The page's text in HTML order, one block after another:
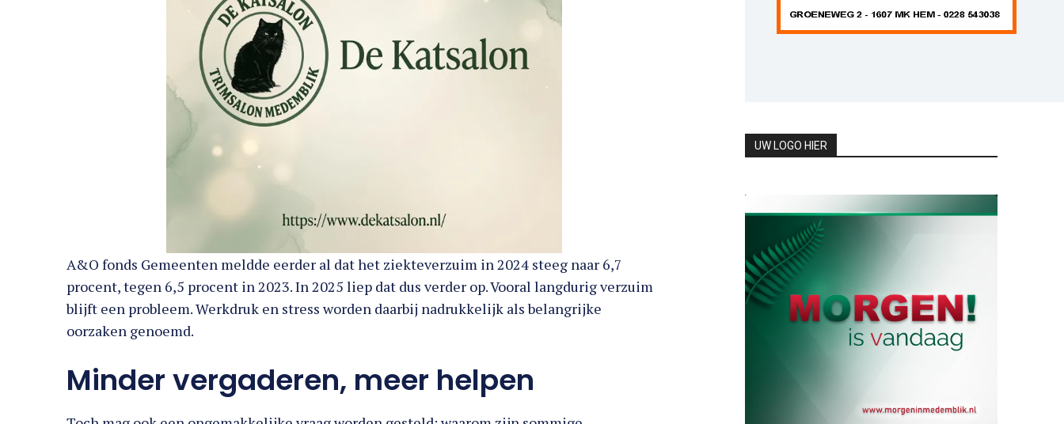
A&O fonds Gemeenten meldde eerder al dat het ziekteverzuim in 2024 steeg naar 6,7
procent, tegen 6,5 procent in 2023. In 2025 liep dat dus verder op. Vooral langdurig verzuim
blijft een probleem. Werkdruk en stress worden daarbij nadrukkelijk als belangrijke
oorzaken genoemd.
Minder vergaderen, meer helpen
UW LOGO HIER